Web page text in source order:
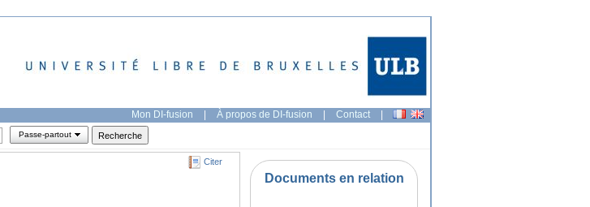
Mon DI-fusion | À propos de DI-fusion | Contact |
Passe-partout
Citer
Documents en relation